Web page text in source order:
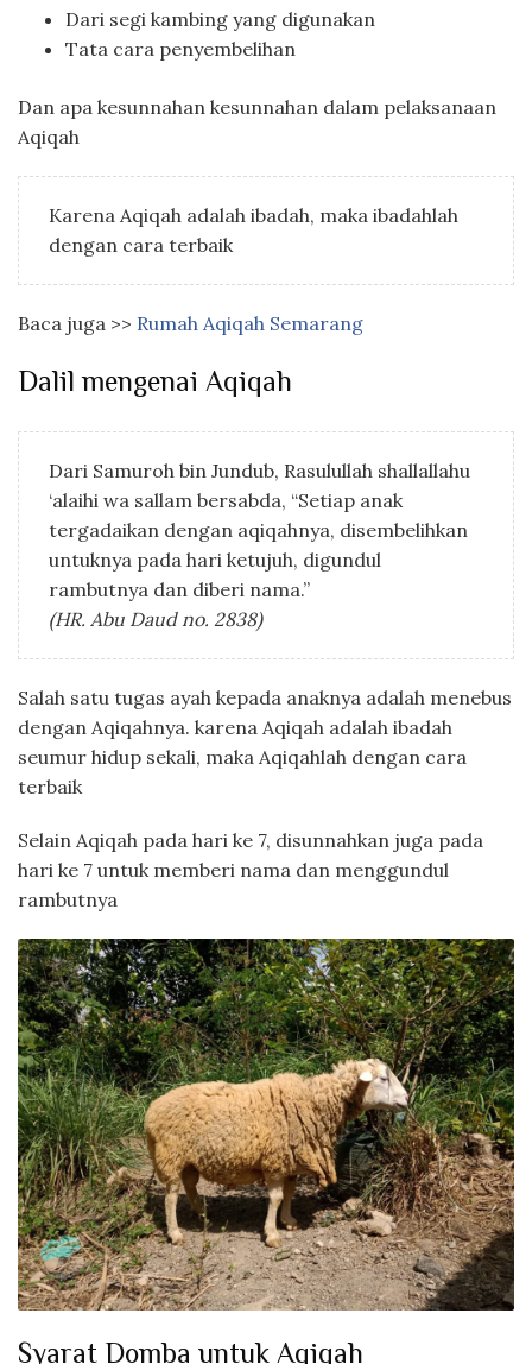
Dari segi kambing yang digunakan
Tata cara penyembelihan
Dan apa kesunnahan kesunnahan dalam pelaksanaan
Aqiqah
Karena Aqiqah adalah ibadah, maka ibadahlah
dengan cara terbaik
Baca juga >> Rumah Aqiqah Semarang
Dalil mengenai Aqiqah
Dari Samuroh bin Jundub, Rasulullah shallallahu
‘alaihi wa sallam bersabda, “Setiap anak
tergadaikan dengan aqiqahnya, disembelihkan
untuknya pada hari ketujuh, digundul
rambutnya dan diberi nama.”
(HR. Abu Daud no. 2838)
Salah satu tugas ayah kepada anaknya adalah menebus
dengan Aqiqahnya. karena Aqiqah adalah ibadah
seumur hidup sekali, maka Aqiqahlah dengan cara
terbaik
Selain Aqiqah pada hari ke 7, disunnahkan juga pada
hari ke 7 untuk memberi nama dan menggundul
rambutnya